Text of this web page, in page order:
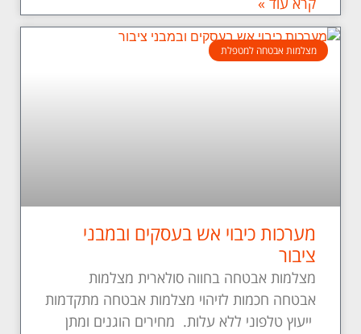
מצלמות אבטחה למטפלת
מערכות כיבוי אש בעסקים ובמבני
ציבור
מצלמות אבטחה בחווה סולארית מצלמות
אבטחה חכמות לזיהוי מצלמות אבטחה מתקדמות
ייעוץ טלפוני ללא עלות. מחירים הוגנים ומתן